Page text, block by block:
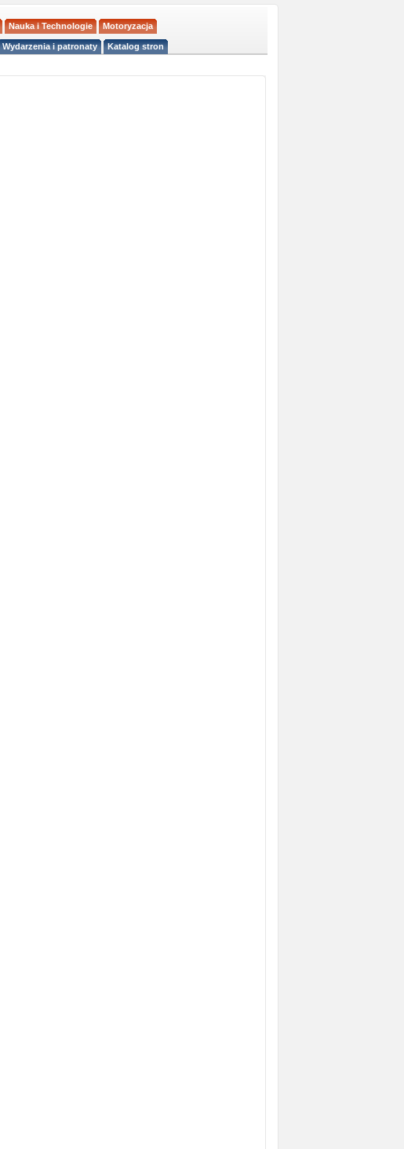
Nauka i Technologie Motoryzacja
Wydarzenia i patronaty Katalog stron